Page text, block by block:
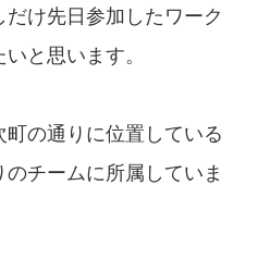
け先日参加したワーク
と思います。
の通りに位置している
チームに所属していま